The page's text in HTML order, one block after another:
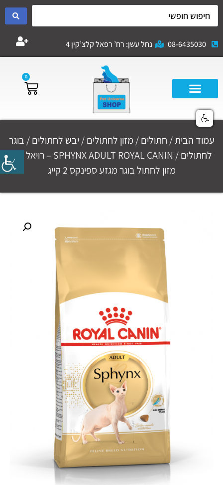
08-6435030 נחל עשן: רח’ רפאל קלצ’קין 4
0
עמוד הבית/ חתולים/ מזון לחתולים/ יבש לחתולים/ בוגר
לחתולים
/ SPHYNX ADULT ROYAL CANIN – רויאל קנין
מזון לחתול בוגר מגזע ספינקס 2 קייג